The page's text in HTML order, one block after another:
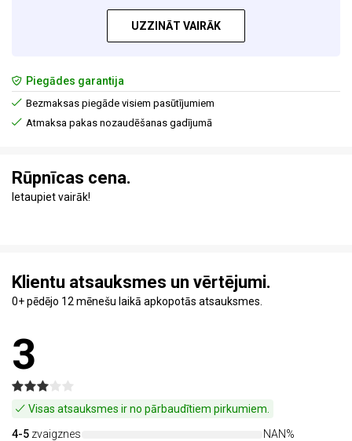
UZZINĀT VAIRĀK
Piegādes garantija
Bezmaksas piegāde visiem pasūtījumiem
Atmaksa pakas nozaudēšanas gadījumā
Rūpnīcas cena.
Ietaupiet vairāk!
Klientu atsauksmes un vērtējumi.
0+ pēdējo 12 mēnešu laikā apkopotās atsauksmes.
3
Visas atsauksmes ir no pārbaudītiem pirkumiem.
4-5 zvaigznes
NAN%